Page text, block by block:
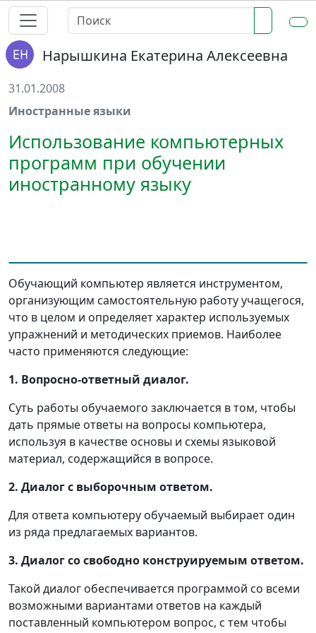
Нарышкина Екатерина Алексеевна
31.01.2008
Иностранные языки
Использование компьютерных
программ при обучении
иностранному языку
Обучающий компьютер является инструментом,
организующим самостоятельную работу учащегося,
что в целом и определяет характер используемых
упражнений и методических приемов. Наиболее
часто применяются следующие:
1. Вопросно-ответный диалог.
Суть работы обучаемого заключается в том, чтобы
дать прямые ответы на вопросы компьютера,
используя в качестве основы и схемы языковой
материал, содержащийся в вопросе.
2. Диалог с выборочным ответом.
Для ответа компьютеру обучаемый выбирает один
из ряда предлагаемых вариантов.
3. Диалог со свободно конструируемым ответом.
Такой диалог обеспечивается программой со всеми
возможными вариантами ответов на каждый
поставленный компьютером вопрос, с тем чтобы